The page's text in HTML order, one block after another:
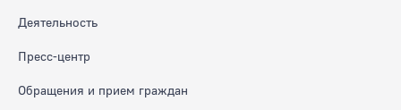
Деятельность
Пресс-центр
Обращения и прием граждан